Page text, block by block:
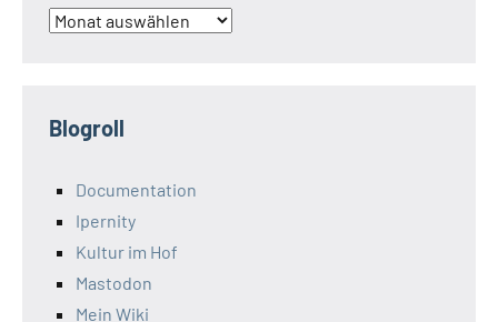
Archiv
Blogroll
Documentation
Ipernity
Kultur im Hof
Mastodon
Mein Wiki